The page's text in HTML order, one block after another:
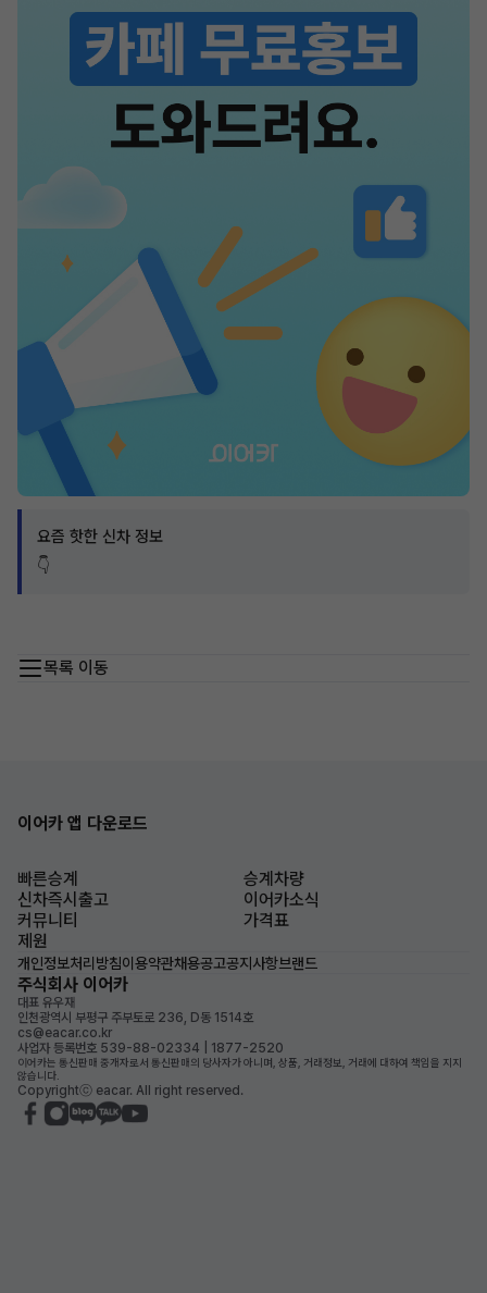
요즘 핫한 신차 정보
👇
목록 이동
이어카 앱 다운로드
빠른승계
승계차량
신차즉시출고
이어카소식
커뮤니티
가격표
제원
개인정보처리방침이용약관채용공고공지사항브랜드
주식회사 이어카
대표 유우재
인천광역시 부평구 주부토로 236, D동 1514호
cs@eacar.co.kr
사업자 등록번호 539-88-02334 | 1877-2520
이어카는 통신판매 중개자로서 통신판매의 당사자가 아니며, 상품, 거래정보, 거래에 대하여 책임을 지지
않습니다.
Copyrightⓒ eacar. All right reserved.